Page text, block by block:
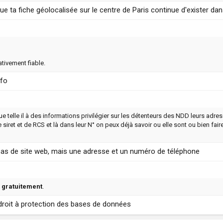
ta fiche géolocalisée sur le centre de Paris continue d'exister
fiable.
telle il à des informations privilégier sur les détenteurs des NDD leurs
siret et de RCS et là dans leur N° on peux déjà savoir ou elle sont ou bien
de site web, mais une adresse et un numéro de téléphone
gratuitement
à protection des bases de données